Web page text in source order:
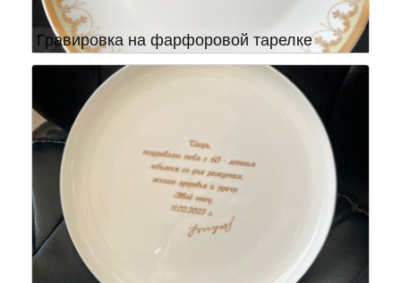
Гравировка на фарфоровой тарелке